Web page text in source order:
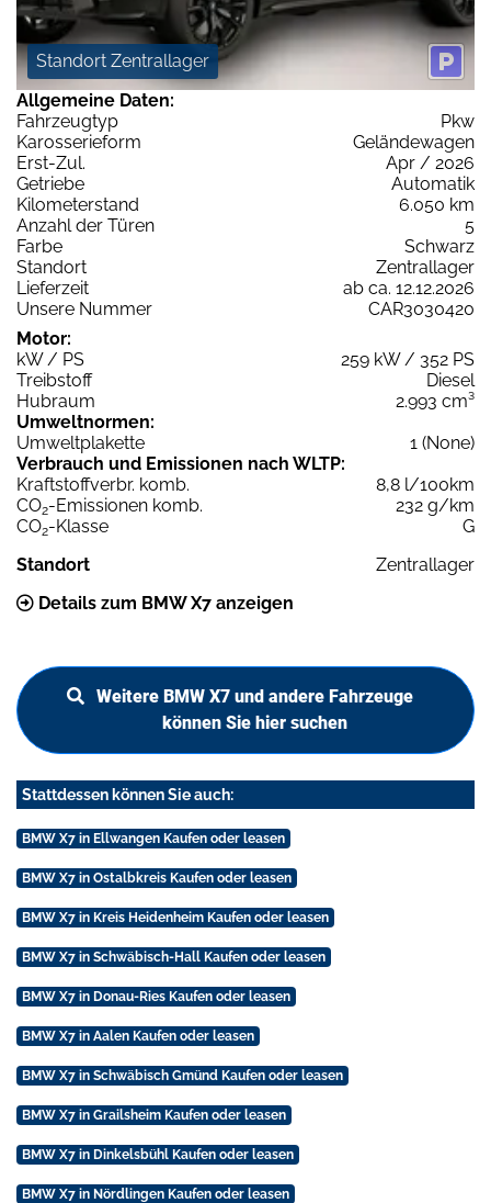
Standort Zentrallager
Allgemeine Daten:
Fahrzeugtyp
Pkw
Karosserieform
Geländewagen
Erst-Zul.
Apr / 2026
Getriebe
Automatik
Kilometerstand
6.050 km
Anzahl der Türen
5
Farbe
Schwarz
Standort
Zentrallager
Lieferzeit
ab ca. 12.12.2026
Unsere Nummer
CAR3030420
Motor:
kW / PS
259 kW / 352 PS
Treibstoff
Diesel
Hubraum
2.993 cm³
Umweltnormen:
Umweltplakette
1 (None)
Verbrauch und Emissionen nach WLTP:
Kraftstoffverbr. komb.
8,8 l/100km
CO2-Emissionen komb.
232 g/km
CO2-Klasse
G
Standort
Zentrallager
Details zum BMW X7 anzeigen
Weitere BMW X7 und andere Fahrzeuge
können Sie hier suchen
Stattdessen können Sie auch:
BMW X7 in Ellwangen Kaufen oder leasen
BMW X7 in Ostalbkreis Kaufen oder leasen
BMW X7 in Kreis Heidenheim Kaufen oder leasen
BMW X7 in Schwäbisch-Hall Kaufen oder leasen
BMW X7 in Donau-Ries Kaufen oder leasen
BMW X7 in Aalen Kaufen oder leasen
BMW X7 in Schwäbisch Gmünd Kaufen oder leasen
BMW X7 in Grailsheim Kaufen oder leasen
BMW X7 in Dinkelsbühl Kaufen oder leasen
BMW X7 in Nördlingen Kaufen oder leasen